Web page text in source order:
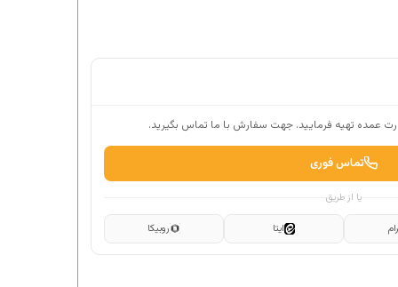
عمده تهیه فرمایید. جهت سفارش با ما تماس بگیرید.
تماس فوری
یا از طریق
ایتا روبیکا